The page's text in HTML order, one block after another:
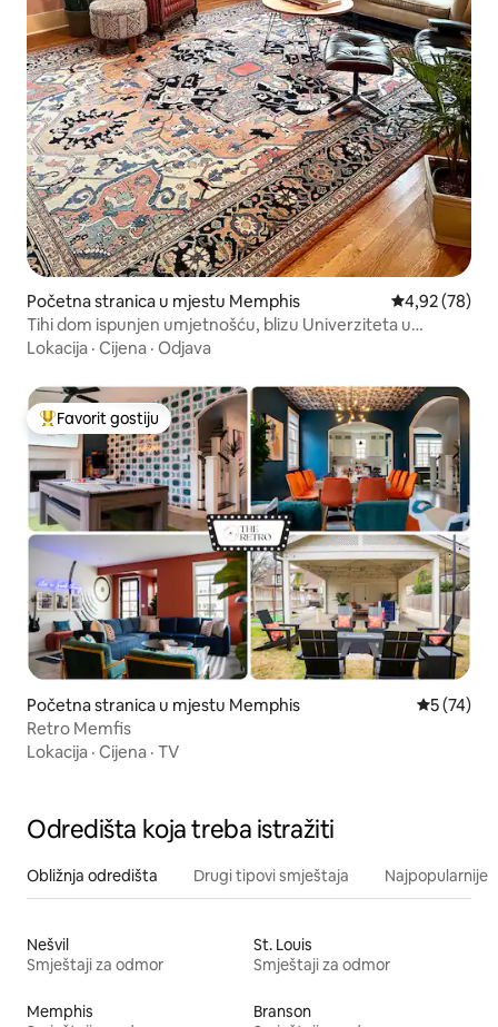
Početna stranica u mjestu Memphis prosječna
4,92 (78)
Tihi dom ispunjen umjetnošću, blizu Univerziteta u
Mičigenu, pun šarma!
Lokacija · Cijena · Odjava
Glavni favorit gostiju
Favorit gostiju
Početna stranica u mjestu Memphis prosječna
5 (74)
Retro Memfis
Lokacija · Cijena · TV
Odredišta koja treba istražiti
Obližnja odredišta Drugi tipovi smještaja Najpopularnije
Nešvil
Smještaji za odmor
St. Louis
Smještaji za odmor
Memphis
Branson